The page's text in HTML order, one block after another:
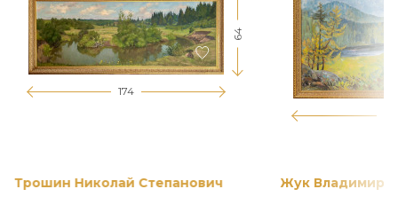
174
64
Трошин Николай Степанович Жук Владимир